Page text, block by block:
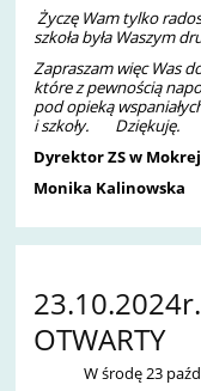
Życzę Wam tylko
szkoła była Waszym
Zapraszam więc Was
które z pewnością
pod opieką
i szkoły. Dziękuję.
Dyrektor ZS w
Monika Kalinowska
OTWARTY
W środę 23